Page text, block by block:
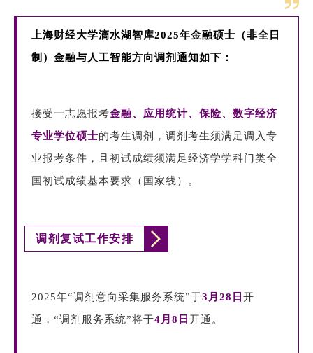
上海财经大学滴水湖智库2025年金融硕士（非全日
制）金融与人工智能方向调剂通知如下：
接受一志愿报考金融、应用统计、保险、数字经济
专业学位硕士的考生调剂，调剂考生须满足调入专
业报考条件，且初试成绩须满足经济学学科门类全
国初试成绩基本要求（国家线）。
调剂复试工作安排
2025年“调剂意向采集服务系统”于3月28日 开
通，“调剂服务系统”将于4月8日 开通。